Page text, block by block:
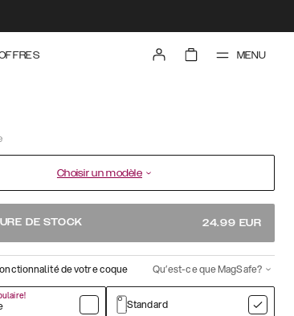
MENU
Choisir un modèle
DE STOCK 24.99 EUR
de votre coque Qu’est-ce que MagSafe?
Standard